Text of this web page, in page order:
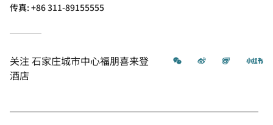
传真:+86 311-89155555
关注 石家庄城市中心福朋喜来登
酒店
微信 微博 飞猪